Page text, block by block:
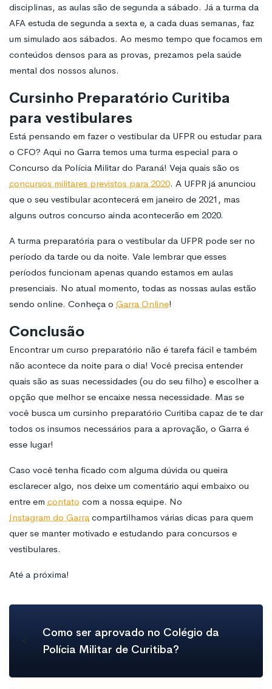
disciplinas, as aulas são de segunda a sábado. Já a turma da
AFA estuda de segunda a sexta e, a cada duas semanas, faz
um simulado aos sábados. Ao mesmo tempo que focamos em
conteúdos densos para as provas, prezamos pela saúde
mental dos nossos alunos.
Cursinho Preparatório Curitiba
para vestibulares
Está pensando em fazer o vestibular da UFPR ou estudar para
o CFO? Aqui no Garra temos uma turma especial para o
Concurso da Polícia Militar do Paraná! Veja quais são os
concursos militares previstos para 2020. A UFPR já anunciou
que o seu vestibular acontecerá em janeiro de 2021, mas
alguns outros concurso ainda acontecerão em 2020.
A turma preparatória para o vestibular da UFPR pode ser no
período da tarde ou da noite. Vale lembrar que esses
períodos funcionam apenas quando estamos em aulas
presenciais. No atual momento, todas as nossas aulas estão
sendo online. Conheça o Garra Online!
Conclusão
Encontrar um curso preparatório não é tarefa fácil e também
não acontece da noite para o dia! Você precisa entender
quais são as suas necessidades (ou do seu filho) e escolher a
opção que melhor se encaixe nessa necessidade. Mas se
você busca um cursinho preparatório Curitiba capaz de te dar
todos os insumos necessários para a aprovação, o Garra é
esse lugar!
Caso você tenha ficado com alguma dúvida ou queira
esclarecer algo, nos deixe um comentário aqui embaixo ou
entre em contato com a nossa equipe. No
Instagram do Garra compartilhamos várias dicas para quem
quer se manter motivado e estudando para concursos e
vestibulares.
Até a próxima!
Como ser aprovado no Colégio da
Polícia Militar de Curitiba?